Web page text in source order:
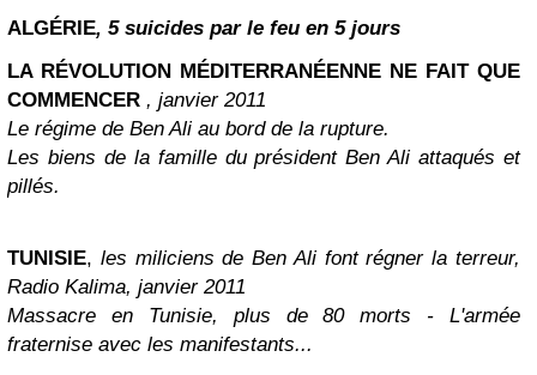
ALGÉRIE, 5 suicides par le feu en 5 jours
LA RÉVOLUTION MÉDITERRANÉENNE NE FAIT QUE
COMMENCER , janvier 2011
Le régime de Ben Ali au bord de la rupture.
Les biens de la famille du président Ben Ali attaqués et
pillés.
TUNISIE, les miliciens de Ben Ali font régner la terreur,
Radio Kalima, janvier 2011
Massacre en Tunisie, plus de 80 morts - L'armée
fraternise avec les manifestants...